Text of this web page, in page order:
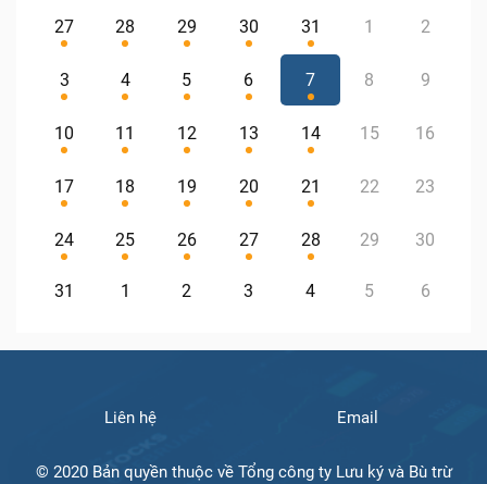
27 28 29 30 31 1 2
3 4 5 6 7 8 9
10 11 12 13 14 15 16
17 18 19 20 21 22 23
24 25 26 27 28 29 30
31 1 2 3 4 5 6
Liên hệ Email
© 2020 Bản quyền thuộc về Tổng công ty Lưu ký và Bù trừ